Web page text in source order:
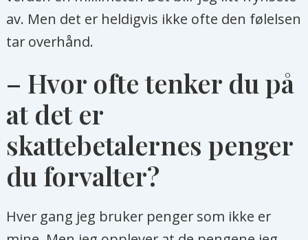
av. Men det er heldigvis ikke ofte den følelsen
tar overhånd.
– Hvor ofte tenker du på
at det er
skattebetalernes penger
du forvalter?
Hver gang jeg bruker penger som ikke er